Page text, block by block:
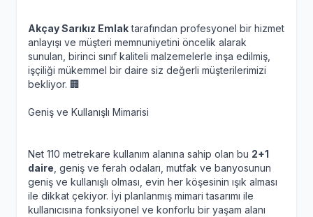
Akçay Sarıkız Emlaktarafından profesyonel bir hizmet
anlayışı ve müşteri memnuniyetini öncelik alarak
sunulan, birinci sınıf kaliteli malzemelerle inşa edilmiş,
işçiliği mükemmel bir daire siz değerli müşterilerimizi
bekliyor. 🏢
Geniş ve Kullanışlı Mimarisi
Net 110 metrekare kullanım alanına sahip olan bu 2+1
daire , geniş ve ferah odaları, mutfak ve banyosunun
geniş ve kullanışlı olması, evin her köşesinin ışık alması
ile dikkat çekiyor. İyi planlanmış mimari tasarımı ile
kullanıcısına fonksiyonel ve konforlu bir yaşam alanı